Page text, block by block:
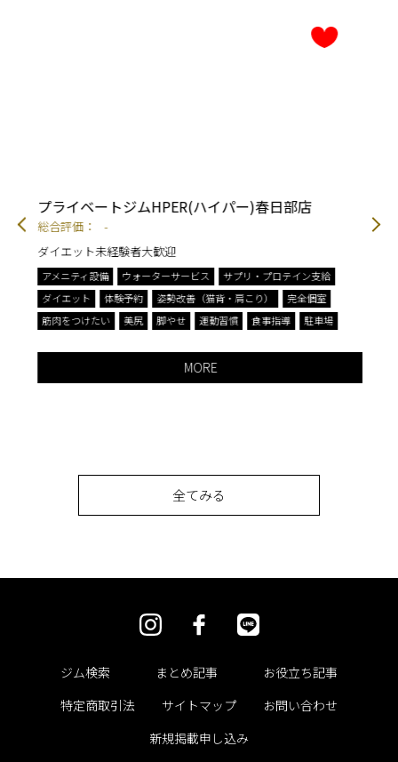
プライベートジムHPER(ハイパー)春日部店
総合評価：
-
ダイエット未経験者大歓迎
アメニティ設備 ウォーターサービス
サプリ・プロテイン支給
ダイエット
体験予約 姿勢改善（猫背・肩こり）
完全個室
筋肉をつけたい
美尻 脚やせ 運動習慣 食事指導 駐車場
MORE
総
全てみる
ジム検索 まとめ記事
お役立ち記事
特定商取引法
サイトマップ
お問い合わせ
新規掲載申し込み